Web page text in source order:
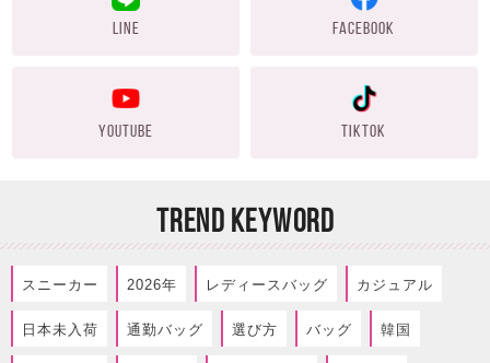
LINE FACEBOOK
YOUTUBE TIKTOK
TREND KEYWORD
スニーカー 2026年 レディースバッグ カジュアル
日本未入荷 通勤バッグ 選び方 バッグ 韓国